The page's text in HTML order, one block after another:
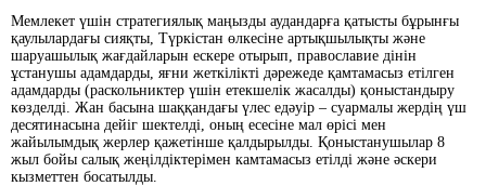
Мемлекет үшін стратегиялық маңызды аудандарға қатысты бұрынғы
қаулылардағы сияқты, Түркістан өлкесіне артықшылықты және
шаруашылық жағдайларын ескере отырып, православие дінін
ұстанушы адамдарды, яғни жеткілікті дәрежеде қамтамасыз етілген
адамдарды (раскольниктер үшін етекшелік жасалды) қоныстандыру
көзделді. Жан басына шаққандағы үлес едәуір – суармалы жердің үш
десятинасына дейіг шектелді, оның есесіне мал өрісі мен
жайылымдық жерлер қажетінше қалдырылды. Қоныстанушылар 8
жыл бойы салық жеңілдіктерімен камтамасыз етілді және әскери
кызметтен босатылды.